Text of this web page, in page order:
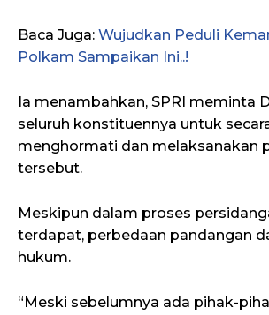
Baca Juga: Wujudkan Peduli
Polkam Sampaikan Ini..!
Ia menambahkan, SPRI meminta
seluruh konstituennya untuk
menghormati dan melaksanakan
tersebut.
Meskipun dalam proses
terdapat, perbedaan pandangan
hukum.
“Meski sebelumnya ada pihak-